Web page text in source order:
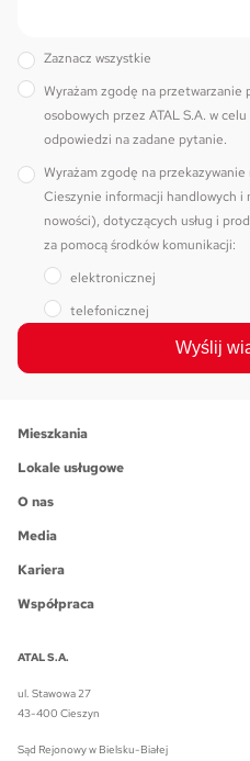
Wyślij
Zaznacz wszystkie
Wyrażam zgodę na
osobowych przez ATAL S.A. w
odpowiedzi na zadane pytanie.
Wyrażam zgodę na
Cieszynie informacji handlowych
nowości), dotyczących usług i
za pomocą środków komunikacji:
elektronicznej
telefonicznej
Mieszkania
Lokale usługowe
O nas
Media
Kariera
Współpraca
ATAL S.A.
ul. Stawowa 27
43-400 Cieszyn
Sąd Rejonowy w Bielsku-Białej